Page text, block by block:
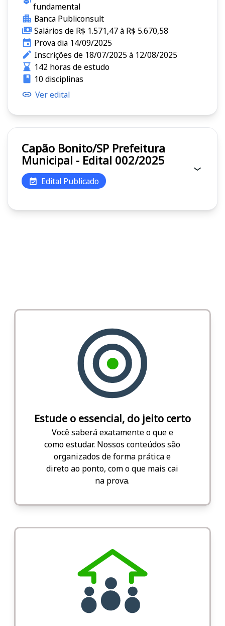
fundamental
Banca Publiconsult
Salários de R$ 1.571,47 à R$ 5.670,58
Prova dia 14/09/2025
Inscrições de 18/07/2025 à 12/08/2025
142 horas de estudo
10 disciplinas
Ver edital
Capão Bonito/SP Prefeitura
Municipal - Edital 002/2025
Edital Publicado
Estude o essencial, do jeito certo
Você saberá exatamente o que e
como estudar. Nossos conteúdos são
organizados de forma prática e
direto ao ponto, com o que mais cai
na prova.